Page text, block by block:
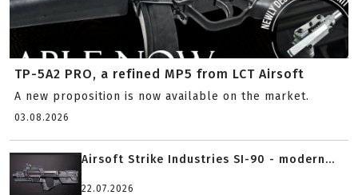
TP-5A2 PRO, a refined MP5 from LCT Airsoft
A new proposition is now available on the market.
03.08.2026
Airsoft Strike Industries SI-90 - modern...
22.07.2026